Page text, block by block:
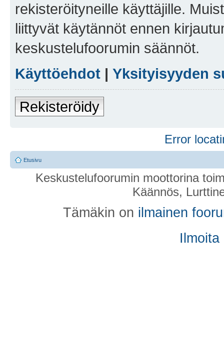
rekisteröityneille käyttäjille.
liittyvät käytännöt ennen
keskustelufoorumin säännöt.
Käyttöehdot | Yksityisyyden
Rekisteröidy
Error
Etusivu
Keskustelufoorumin moottorina
Käännös,
Tämäkin on ilmainen